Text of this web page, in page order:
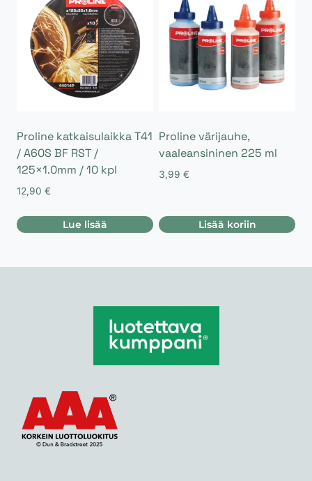
Proline katkaisulaikka T41
/ A60S BF RST /
125×1.0mm / 10 kpl
12,90 €
Lue lisää
Proline värijauhe,
vaaleansininen 225 ml
3,99 €
Lisää koriin